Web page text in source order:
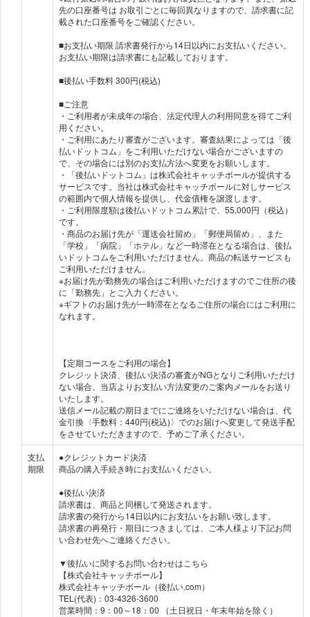
先の口座番号は お取引ごとに毎回異なりますので、請求書に記
載された口座番号をご確認ください。
■お支払い期限 請求書発行から14日以内にお支払いください。
お支払い期限は請求書にも記載しております。
■後払い手数料 300円(税込)
■ご注意
・ご利用者が未成年の場合、法定代理人の利用同意を得てご利
用ください。
・ご利用にあたり審査がございます。審査結果によっては「後
払いドットコム」をご利用いただけない場合がございますの
で、その場合には別のお支払方法へ変更をお願いします。
・「後払いドットコム」は株式会社キャッチボールが提供する
サービスです。当社は株式会社キャッチボールに対しサービス
の範囲内で個人情報を提供し、代金債権を譲渡します。
・ご利用限度額は後払いドットコム累計で、55,000円（税込）
です。
・商品のお届け先が「運送会社留め」「郵便局留め」、また
「学校」「病院」「ホテル」など一時滞在となる場合は、後払
いドットコムをご利用いただけません。商品の転送サービスも
ご利用いただけません。
※お届け先が勤務先の場合はご利用いただけますのでご住所の後
に「勤務先」とご入力ください。
※ギフトのお届け先が一時滞在となるご住所の場合にはご利用に
なれます。
【定期コースをご利用の場合】
クレジット決済、後払い決済の審査がNGとなりご利用いただけ
ない場合、当店よりお支払い方法変更のご案内メールをお送り
いたします。
送信メール記載の期日までにご連絡をいただけない場合は、代
金引換〈手数料：440円(税込)〉でのお届けへ変更して発送手配
をさせていただきますので、予めご了承ください。
支払
期限
●クレジットカード決済
商品の購入手続き時にお支払いください。
●後払い決済
請求書は、商品と同梱して発送されます。
請求書の発行から14日以内にお支払いをお願い致します。
請求書の再発行・期日につきましては、ご本人様より下記お問
い合わせ先へご連絡ください。
▼後払いに関するお問い合わせはこちら
【株式会社キャッチボール】
株式会社キャッチボール（後払い.com）
TEL(代表)：03-4326-3600
営業時間：9：00～18：00 （土日祝日・年末年始を除く）